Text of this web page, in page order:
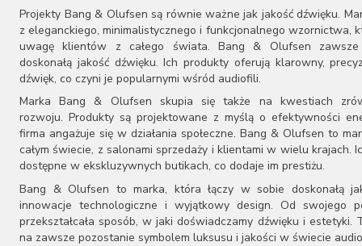
Projekty Bang & Olufsen są równie ważne jak jakość dźwięku.
z eleganckiego, minimalistycznego i funkcjonalnego wzornictwa,
uwagę klientów z całego świata. Bang & Olufsen
doskonałą jakość dźwięku. Ich produkty oferują klarowny,
dźwięk, co czyni je popularnymi wśród audiofili.
Marka Bang & Olufsen skupia się także na kwestiach
rozwoju. Produkty są projektowane z myślą o efektywności
firma angażuje się w działania społeczne. Bang & Olufsen to
całym świecie, z salonami sprzedaży i klientami w wielu krajach.
dostępne w ekskluzywnych butikach, co dodaje im prestiżu.
Bang & Olufsen to marka, która łączy w sobie doskonałą
innowacje technologiczne i wyjątkowy design. Od swojego
przekształcała sposób, w jaki doświadczamy dźwięku i estetyki.
na zawsze pozostanie symbolem luksusu i jakości w świecie